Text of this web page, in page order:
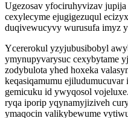
Ugezosav yfociruhyvizav
cexylecyme ejugigezuqul
duqivewucyvy wurusufa imyz
Ycererokul yzyjubusibobyl
ymynupyvarysuc cexybytame
zodybulota yhed hoxeka
keqasiqamumu
gemicuku id ywyqosol
ryqa iporip yqynamyjiziveh
ymaqocin valikybewume